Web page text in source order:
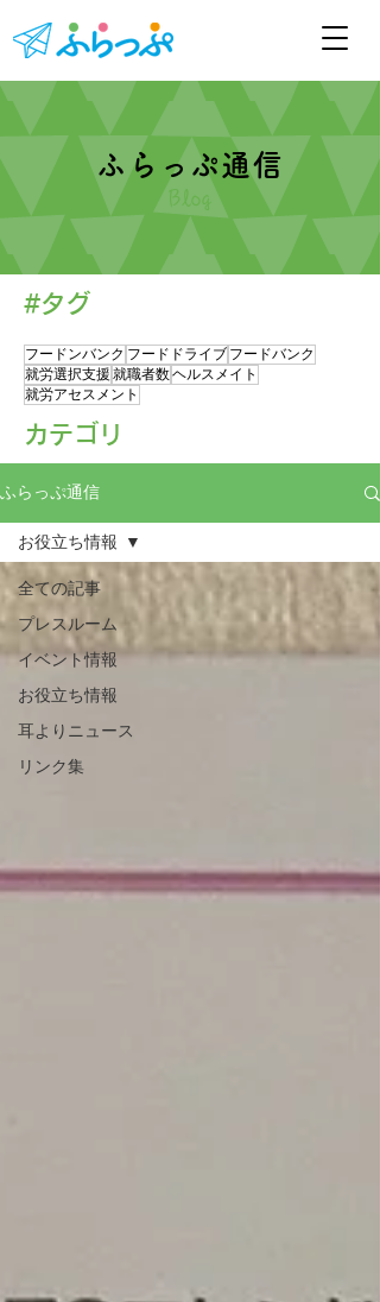
Blog
ふらっぷ通信
#タグ
フードンバンク フードドライブ フードバンク
就労選択支援 就職者数ヘルスメイト
就労アセスメント
​カテゴリ
ふらっぷ通信
全ての記事
プレスルーム
イベント情報
お役立ち情報
耳よりニュース
リンク集
お役立ち情報